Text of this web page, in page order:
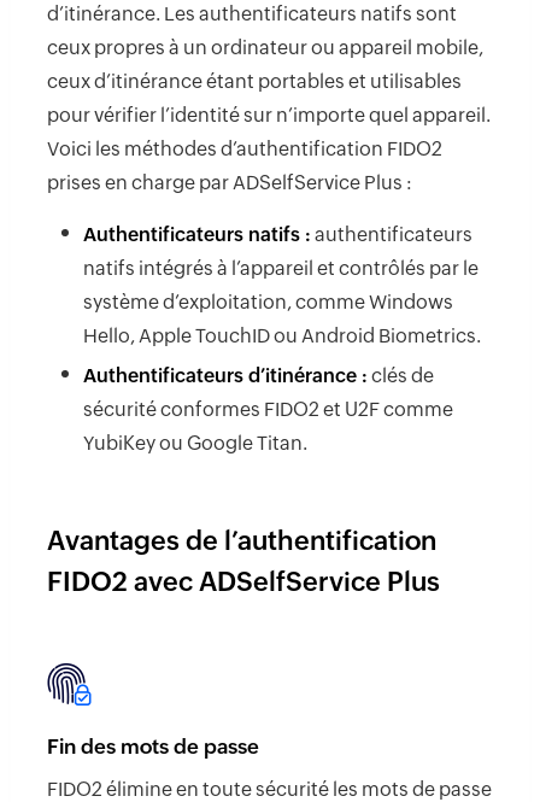
d’itinérance. Les authentificateurs natifs sont
ceux propres à un ordinateur ou appareil mobile,
ceux d’itinérance étant portables et utilisables
pour vérifier l’identité sur n’importe quel appareil.
Voici les méthodes d’authentification FIDO2
prises en charge par ADSelfService Plus :
Authentificateurs natifs : authentificateurs
natifs intégrés à l’appareil et contrôlés par le
système d’exploitation, comme Windows
Hello, Apple TouchID ou Android Biometrics.
Authentificateurs d’itinérance : clés de
sécurité conformes FIDO2 et U2F comme
YubiKey ou Google Titan.
Avantages de l’authentification
FIDO2 avec ADSelfService Plus
Fin des mots de passe
FIDO2 élimine en toute sécurité les mots de passe